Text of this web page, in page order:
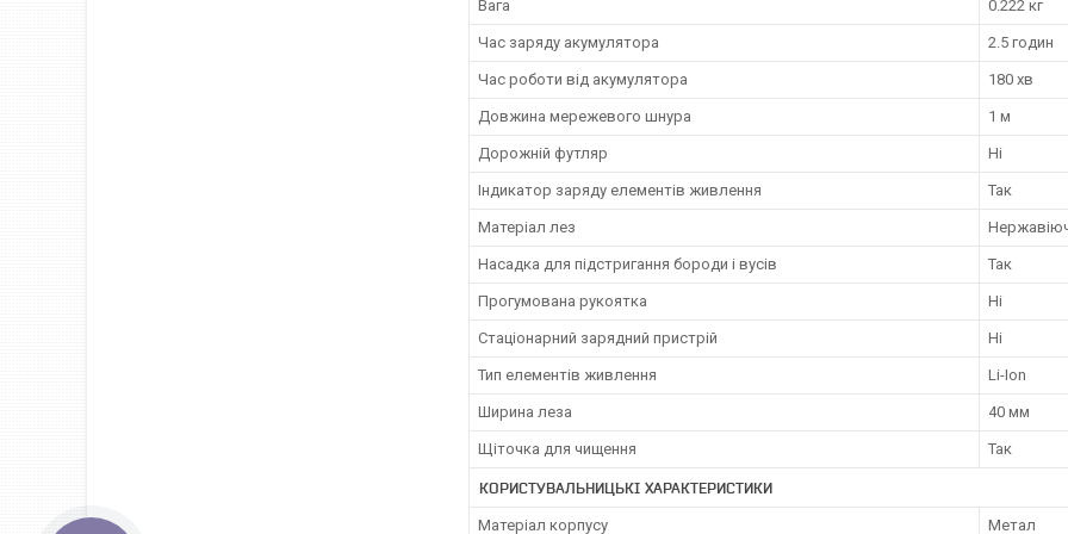
Вага 0.222 кг
Час заряду акумулятора 2.5 годин
Час роботи від акумулятора 180 хв
Довжина мережевого шнура 1 м
Дорожній футляр Ні
Індикатор заряду елементів живлення Так
Матеріал лез
Насадка для підстригання бороди і вусів Так
Прогумована рукоятка Ні
Стаціонарний зарядний пристрій Ні
Тип елементів живлення Li-Ion
Ширина леза 40 мм
Щіточка для чищення Так
КОРИСТУВАЛЬНИЦЬКІ ХАРАКТЕРИСТИКИ
Матеріал корпусу Метал